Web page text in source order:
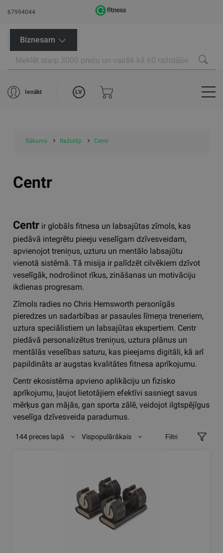
67994044
Biznesam
Ienākt LV
Sākums Ražotāji Centr
Centr
Centr ir globāls fitnesa un labsajūtas zīmols, kas
piedāvā integrētu pieeju veselīgam dzīvesveidam,
apvienojot treniņus, uzturu un mentālo labsajūtu
vienotā sistēmā. Tā misija ir palīdzēt cilvēkiem dzīvot
veselīgāk, nodrošinot rīkus, zināšanas un motivāciju
ikdienas progresam.
Zīmols radies no Chris Hemsworth personīgās
pieredzes un sadarbības ar pasaules līmeņa treneriem,
uztura speciālistiem un labsajūtas ekspertiem. Centr
piedāvā personalizētus treniņus, uztura plānus un
mentālās veselības saturu, kas pieejams digitāli, kā arī
papildināts ar augstas kvalitātes fitnesa aprīkojumu.
Centr ekosistēma apvieno aplikāciju un fizisko
aprīkojumu, ļaujot lietotājiem efektīvi sasniegt savus
mērķus gan mājās, gan sporta zālē, veidojot ilgtspējīgus
veselīga dzīvesveida paradumus.
144 preces lapā Vispopulārākais Filtri